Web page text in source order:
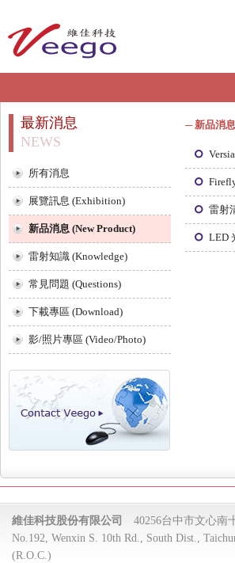
─新品消
雷射
LED
最新消息
NEWS
所有消息
展覽訊息 (Exhibition)
新品消息 (New Product)
雷射知識 (Knowledge)
常見問題 (Questions)
下載專區 (Download)
影/照片專區 (Video/Photo)
維佳科技股份有限公司
40256台中市文心南
No.192, Wenxin S. 10th Rd., South Dist.,
(R.O.C.)